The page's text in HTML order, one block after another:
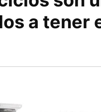
a tener